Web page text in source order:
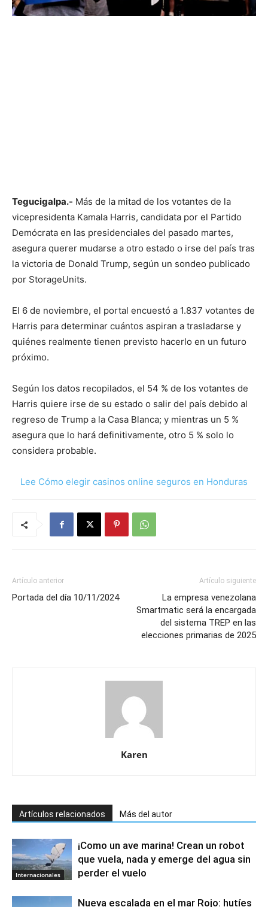
Tegucigalpa.- Más de la mitad de los votantes de la
vicepresidenta Kamala Harris, candidata por el Partido
Demócrata en las presidenciales del pasado martes,
asegura querer mudarse a otro estado o irse del país tras
la victoria de Donald Trump, según un sondeo publicado
por StorageUnits.
El 6 de noviembre, el portal encuestó a 1.837 votantes de
Harris para determinar cuántos aspiran a trasladarse y
quiénes realmente tienen previsto hacerlo en un futuro
próximo.
Según los datos recopilados, el 54 % de los votantes de
Harris quiere irse de su estado o salir del país debido al
regreso de Trump a la Casa Blanca; y mientras un 5 %
asegura que lo hará definitivamente, otro 5 % solo lo
considera probable.
Lee Cómo elegir casinos online seguros en Honduras
Artículo anterior
Portada del día 10/11/2024
Artículo siguiente
La empresa venezolana
Smartmatic será la encargada
del sistema TREP en las
elecciones primarias de 2025
Karen
Artículos relacionados Más del autor
Internacionales
¡Como un ave marina! Crean un robot
que vuela, nada y emerge del agua sin
perder el vuelo
Nueva escalada en el mar Rojo: hutíes